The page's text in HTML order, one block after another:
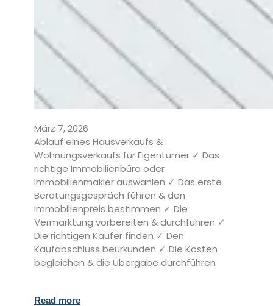
März 7, 2026
Ablauf eines Hausverkaufs &
Wohnungsverkaufs für Eigentümer ✓ Das
richtige Immobilienbüro oder
Immobilienmakler auswählen ✓ Das erste
Beratungsgespräch führen & den
Immobilienpreis bestimmen ✓ Die
Vermarktung vorbereiten & durchführen ✓
Die richtigen Käufer finden ✓ Den
Kaufabschluss beurkunden ✓ Die Kosten
begleichen & die Übergabe durchführen
Read more